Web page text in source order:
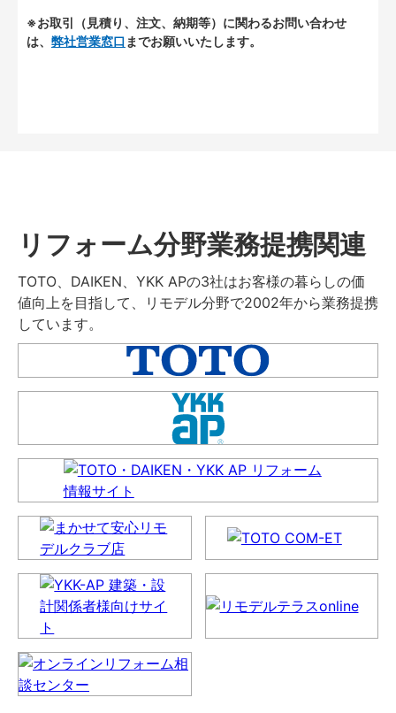
※お取引（見積り、注文、納期等）に関わるお問い合わせ
は、 弊社営業窓口 までお願いいたします。
リフォーム分野業務提携関連
TOTO、DAIKEN、YKK APの3社はお客様の暮らしの価
値向上を目指して、リモデル分野で2002年から業務提携
しています。